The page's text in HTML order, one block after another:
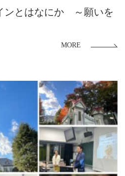
ンとはなにか ～願いを
MORE